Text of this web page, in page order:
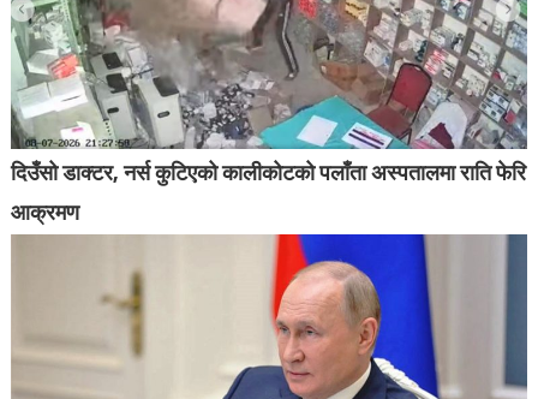
दिउँसो डाक्टर, नर्स कुटिएको कालीकोटको पलाँता अस्पतालमा राति फेरि
आक्रमण